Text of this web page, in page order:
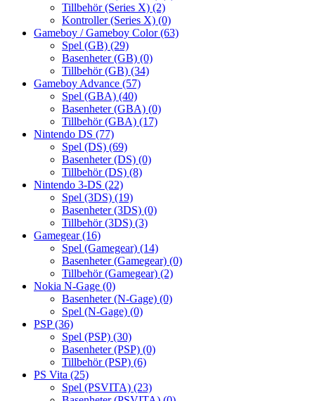
Tillbehör (Series X) (2)
Kontroller (Series X) (0)
Gameboy / Gameboy Color(63)
Spel (GB) (29)
Basenheter (GB) (0)
Tillbehör (GB) (34)
Gameboy Advance (57)
Spel (GBA) (40)
Basenheter (GBA) (0)
Tillbehör (GBA) (17)
Nintendo DS (77)
Spel (DS) (69)
Basenheter (DS) (0)
Tillbehör (DS) (8)
Nintendo 3-DS (22)
Spel (3DS) (19)
Basenheter (3DS) (0)
Tillbehör (3DS) (3)
Gamegear(16)
Spel (Gamegear) (14)
Basenheter (Gamegear) (0)
Tillbehör (Gamegear) (2)
Nokia N-Gage (0)
Basenheter (N-Gage) (0)
Spel (N-Gage) (0)
PSP(36)
Spel (PSP) (30)
Basenheter (PSP) (0)
Tillbehör (PSP) (6)
PS Vita (25)
Spel (PSVITA) (23)